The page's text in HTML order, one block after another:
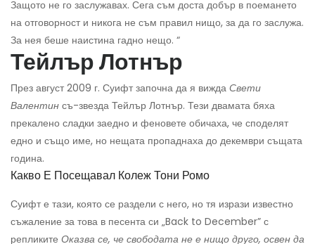
Защото не го заслужавах. Сега съм доста добър в поемането
на отговорност и никога не съм правил нищо, за да го заслужа.
За нея беше наистина гадно нещо. “
Тейлър Лотнър
През август 2009 г. Суифт започна да я вижда Свети
Валентин съ-звезда Тейлър Лотнър. Тези двамата бяха
прекалено сладки заедно и феновете обичаха, че споделят
едно и също име, но нещата пропаднаха до декември същата
година.
Какво Е Посещавал Колеж Тони Ромо
Суифт е тази, която се раздели с него, но тя изрази известно
съжаление за това в песента си „Back to December” с
репликите Оказва се, че свободата не е нищо друго, освен да